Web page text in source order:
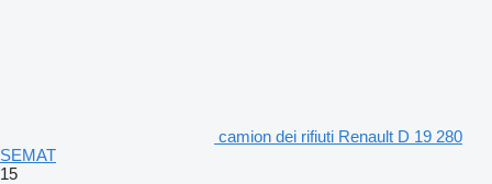
camion dei rifiuti Renault D 19 280
SEMAT
15